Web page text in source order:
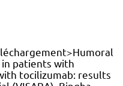
in patients with
tocilizumab: results